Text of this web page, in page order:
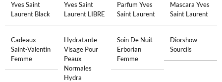
Yves Saint
Laurent Black
Yves Saint
Laurent LIBRE
Parfum Yves
Saint Laurent
Mascara Yves
Saint Laurent
Cadeaux
Saint-Valentin
Femme
Hydratante
Visage Pour
Peaux
Normales
Hydra
Soin De Nuit
Erborian
Femme
Diorshow
Sourcils